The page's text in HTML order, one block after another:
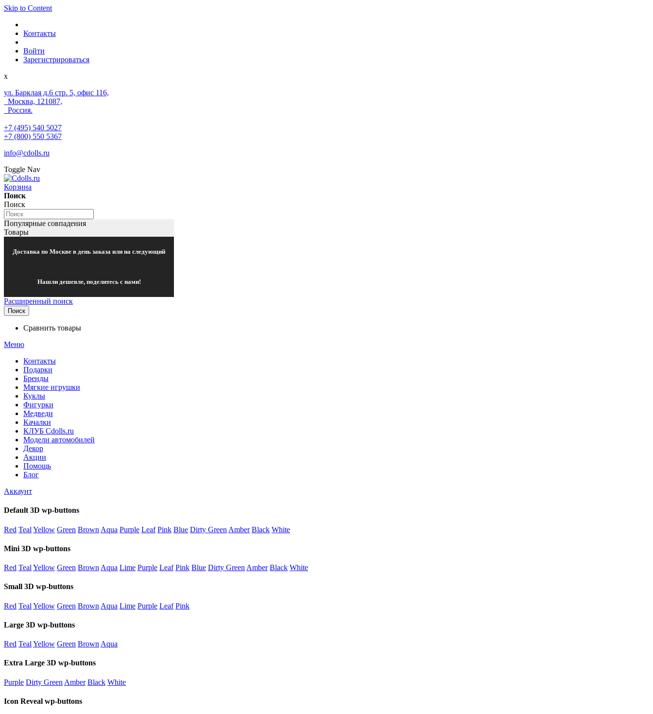
Skip to Content
Контакты
Войти
Зарегистрироваться
x
ул. Барклая д.6 стр. 5, офис 116,
Москва, 121087,
Россия.
+7 (495) 540 5027
+7 (800) 550 5367
info@cdolls.ru
Toggle Nav
Корзина
Поиск
Поиск
Популярные совпадения
Товары
Доставка по Москве в день заказа или на следующий
Нашли дешевле, поделитесь с нами!
Расширенный поиск
Поиск
Сравнить товары
Меню
Контакты
Подарки
Бренды
Мягкие игрушки
Куклы
Фигурки
Медведи
Качалки
КЛУБ Cdolls.ru
Модели автомобилей
Декор
Акции
Помощь
Блог
Аккаунт
Default 3D wp-buttons
Red Teal Yellow Green Brown Aqua Purple Leaf Pink Blue Dirty Green Amber Black White
Mini 3D wp-buttons
Red Teal Yellow Green Brown Aqua Lime Purple Leaf Pink Blue Dirty Green Amber Black White
Small 3D wp-buttons
Red Teal Yellow Green Brown Aqua Lime Purple Leaf Pink
Large 3D wp-buttons
Red Teal Yellow Green Brown Aqua
Extra Large 3D wp-buttons
Purple Dirty Green Amber Black White
Icon Reveal wp-buttons